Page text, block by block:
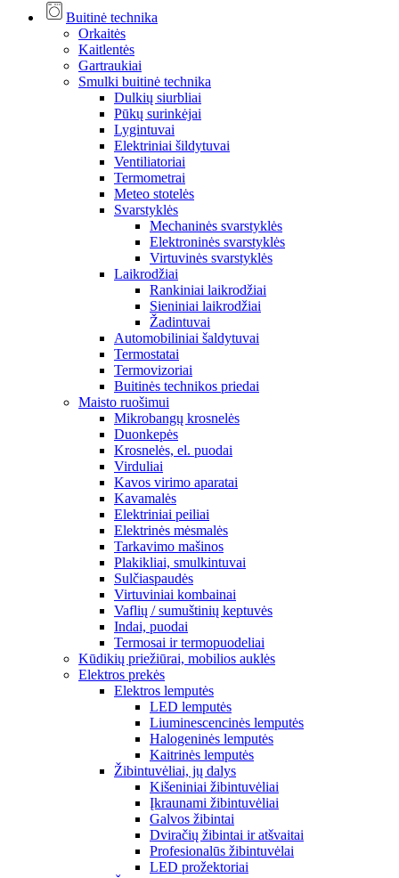
Buitinė technika
Orkaitės
Kaitlentės
Gartraukiai
Smulki buitinė technika
Dulkių siurbliai
Pūkų surinkėjai
Lygintuvai
Elektriniai šildytuvai
Ventiliatoriai
Termometrai
Meteo stotelės
Svarstyklės
Mechaninės svarstyklės
Elektroninės svarstyklės
Virtuvinės svarstyklės
Laikrodžiai
Rankiniai laikrodžiai
Sieniniai laikrodžiai
Žadintuvai
Automobiliniai šaldytuvai
Termostatai
Termovizoriai
Buitinės technikos priedai
Maisto ruošimui
Mikrobangų krosnelės
Duonkepės
Krosnelės, el. puodai
Virduliai
Kavos virimo aparatai
Kavamalės
Elektriniai peiliai
Elektrinės mėsmalės
Tarkavimo mašinos
Plakikliai, smulkintuvai
Sulčiaspaudės
Virtuviniai kombainai
Vaflių / sumuštinių keptuvės
Indai, puodai
Termosai ir termopuodeliai
Kūdikių priežiūrai, mobilios auklės
Elektros prekės
Elektros lemputės
LED lemputės
Liuminescencinės lemputės
Halogeninės lemputės
Kaitrinės lemputės
Žibintuvėliai, jų dalys
Kišeniniai žibintuvėliai
Įkraunami žibintuvėliai
Galvos žibintai
Dviračių žibintai ir atšvaitai
Profesionalūs žibintuvėlai
LED prožektoriai